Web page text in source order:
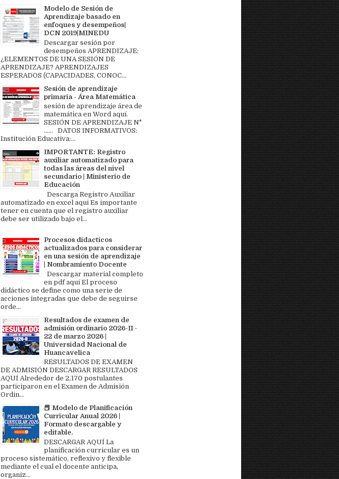
Modelo de Sesión de
Aprendizaje basado en
enfoques y desempeños|
DCN 2019|MINEDU
Descargar sesión por
desempeños APRENDIZAJE:
¿ELEMENTOS DE UNA SESIÓN DE
APRENDIZAJE? APRENDIZAJES
ESPERADOS (CAPACIDADES, CONOC...
Sesión de aprendizaje
primaria - Área Matemática
sesión de aprendizaje área de
matemática en Word aquí.
SESIÓN DE APRENDIZAJE N°
...... DATOS INFORMATIVOS:
Institución Educativa:...
IMPORTANTE: Registro
auxiliar automatizado para
todas las áreas del nivel
secundario | Ministerio de
Educación
Descarga Registro Auxiliar
automatizado en excel aqui Es importante
tener en cuenta que el registro auxiliar
debe ser utilizado bajo el...
Procesos didacticos
actualizados para considerar
en una sesión de aprendizaje
| Nombramiento Docente
Descargar material completo
en pdf aquí El proceso
didáctico se define como una serie de
acciones integradas que debe de seguirse
orde...
Resultados de examen de
admisión ordinario 2026-II -
22 de marzo 2026 |
Universidad Nacional de
Huancavelica
RESULTADOS DE EXAMEN
DE ADMISIÓN DESCARGAR RESULTADOS
AQUÍ Alrededor de 2,170 postulantes
participaron en el Examen de Admisión
Ordin...
📕 Modelo de Planificación
Curricular Anual 2026 |
Formato descargable y
editable.
DESCARGAR AQUÍ La
planificación curricular es un
proceso sistemático, reflexivo y flexible
mediante el cual el docente anticipa,
organiz...